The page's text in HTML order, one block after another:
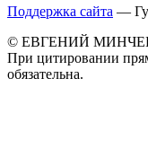
Поддержка сайта —
© ЕВГЕНИЙ
При цитировании
обязательна.